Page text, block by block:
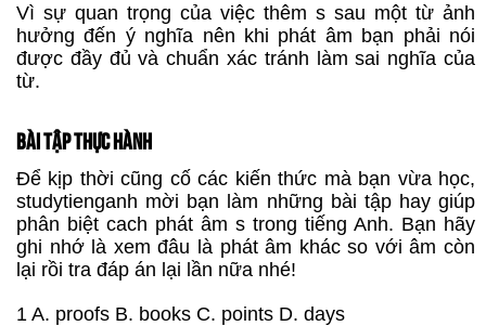
Vì sự quan trọng của việc thêm s sau một từ ảnh
hưởng đến ý nghĩa nên khi phát âm bạn phải nói
được đầy đủ và chuẩn xác tránh làm sai nghĩa của
từ.
BÀI TẬP THỰC HÀNH
Để kịp thời cũng cố các kiến thức mà bạn vừa học,
studytienganh mời bạn làm những bài tập hay giúp
phân biệt cach phát âm s trong tiếng Anh. Bạn hãy
ghi nhớ là xem đâu là phát âm khác so với âm còn
lại rồi tra đáp án lại lần nữa nhé!
1 A. proofs B. books C. points D. days